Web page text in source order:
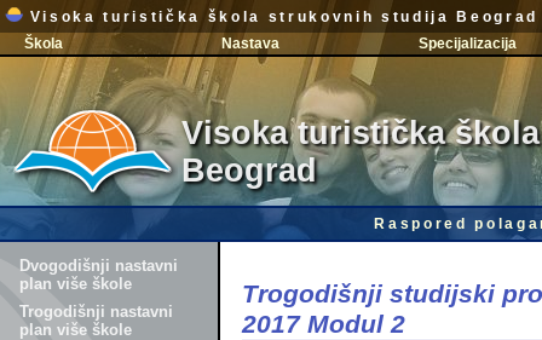
Visoka turistička škola strukovnih studija Beograd
Škola
Nastava Specijalizacija
Visoka turistička
Beograd
Raspored
Dvogodišnji nastavni
plan više škole
Trogodišnji nastavni
plan više škole
Trogodišnji studijski
2017 Modul 2